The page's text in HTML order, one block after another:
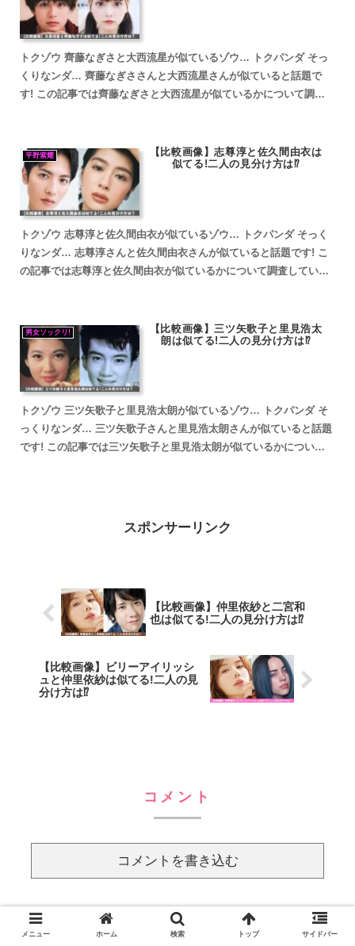
トクゾウ 齊藤なぎさと大西流星が似ているゾウ… トクパンダ そっ
くりなンダ… 齊藤なぎささんと大西流星さんが似ていると話題で
す! この記事では齊藤なぎさと大西流星が似ているかについて調査
平野紫耀
【比較画像】志尊淳と佐久間由衣は
似てる!二人の見分け方は⁉
トクゾウ 志尊淳と佐久間由衣が似ているゾウ… トクパンダ そっく
りなンダ… 志尊淳さんと佐久間由衣さんが似ていると話題です! こ
の記事では志尊淳と佐久間由衣が似ているかについて調査していき
男女ソックリ!
【比較画像】三ツ矢歌子と里見浩太
朗は似てる!二人の見分け方は⁉
トクゾウ 三ツ矢歌子と里見浩太朗が似ているゾウ… トクパンダ そ
っくりなンダ… 三ツ矢歌子さんと里見浩太朗さんが似ていると話題
です! この記事では三ツ矢歌子と里見浩太朗が似ているかについて
スポンサーリンク
【比較画像】仲里依紗と二宮和
也は似てる!二人の見分け方は⁉
【比較画像】ビリーアイリッシ
ュと仲里依紗は似てる!二人の見
分け方は⁉
コメント
コメントを書き込む
メニュー ホーム 検索 トップ サイドバー